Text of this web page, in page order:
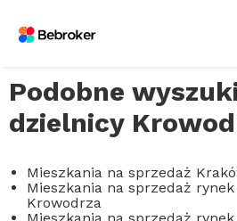
Podobne
dzielnicy
Mieszkania na sprzedaż
Mieszkania na sprzedaż
Krowodrza